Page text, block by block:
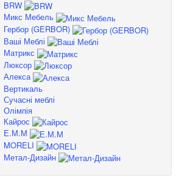
BRW
Микс Мебель
Гербор (GERBOR)
Ваші Меблі
Матрикс
Люксор
Алекса
Вертикаль
Сучасні меблі
Олімпія
Кайрос
Е.М.М
MORELI
Метал-Дизайн